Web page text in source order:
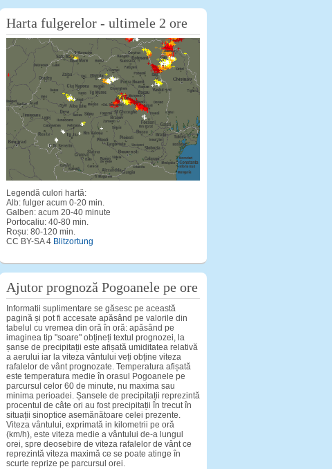
Harta fulgerelor - ultimele 2 ore
Legendă culori hartă:
Alb: fulger acum 0-20 min.
Galben: acum 20-40 minute
Portocaliu: 40-80 min.
Roșu: 80-120 min.
CC BY-SA 4 Blitzortung
Ajutor prognoză Pogoanele pe ore
Informatii suplimentare se găsesc pe această
pagină și pot fi accesate apăsând pe valorile din
tabelul cu vremea din oră în oră: apăsând pe
imaginea tip "soare" obțineți textul prognozei, la
șanse de precipitații este afișată umiditatea relativă
a aerului iar la viteza vântului veți obține viteza
rafalelor de vânt prognozate. Temperatura afișată
este temperatura medie în orasul Pogoanele pe
parcursul celor 60 de minute, nu maxima sau
minima perioadei. Șansele de precipitații reprezintă
procentul de câte ori au fost precipitații în trecut în
situații sinoptice asemănătoare celei prezente.
Viteza vântului, exprimată in kilometrii pe oră
(km/h), este viteza medie a vântului de-a lungul
orei, spre deosebire de viteza rafalelor de vânt ce
reprezintă viteza maximă ce se poate atinge în
scurte reprize pe parcursul orei.